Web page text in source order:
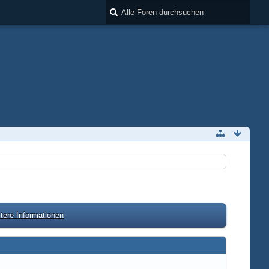
Informationen